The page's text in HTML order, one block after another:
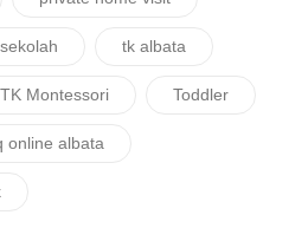
sekolah tk albata
TK Montessori Toddler
online albata